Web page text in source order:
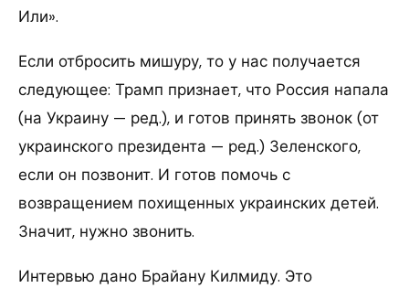
Или».
Если отбросить мишуру, то у нас получается
следующее: Трамп признает, что Россия напала
(на Украину — ред.), и готов принять звонок (от
украинского президента — ред.) Зеленского,
если он позвонит. И готов помочь с
возвращением похищенных украинских детей.
Значит, нужно звонить.
Интервью дано Брайану Килмиду. Это